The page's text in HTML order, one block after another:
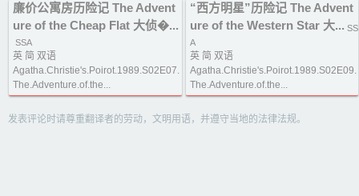
廉价公寓房历险记 The Advent
ure of the Cheap Flat 大侦�...
SSA
英 简 双语
Agatha.Christie's.Poirot.1989.S02E07.
The.Adventure.of.the...
“西方明星”历险记 The Advent
ure of the Western Star 大... SS
A
英 简 双语
Agatha.Christie's.Poirot.1989.S02E09.
The.Adventure.of.the...
发表评论时请尊重翻译者的劳动，文明用语，并遵守当地的法律法规。